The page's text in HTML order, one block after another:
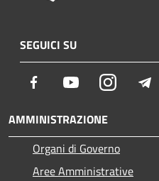
SEGUICI SU
Facebook YoutubeInstagram
AMMINISTRAZIONE
Organi di Governo
Aree Amministrative